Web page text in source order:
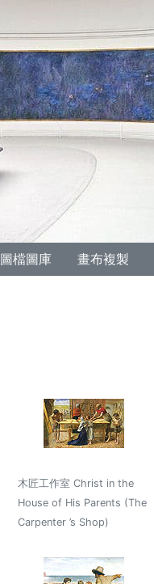
圖檔圖庫 畫布複製
木匠工作室 Christ in the
House of His Parents (The
Carpenter ’s Shop)